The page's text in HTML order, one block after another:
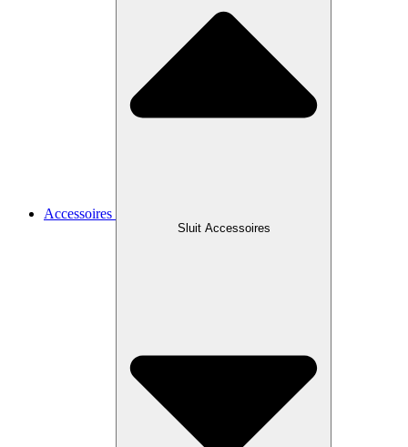
Accessoires
Sluit Accessoires